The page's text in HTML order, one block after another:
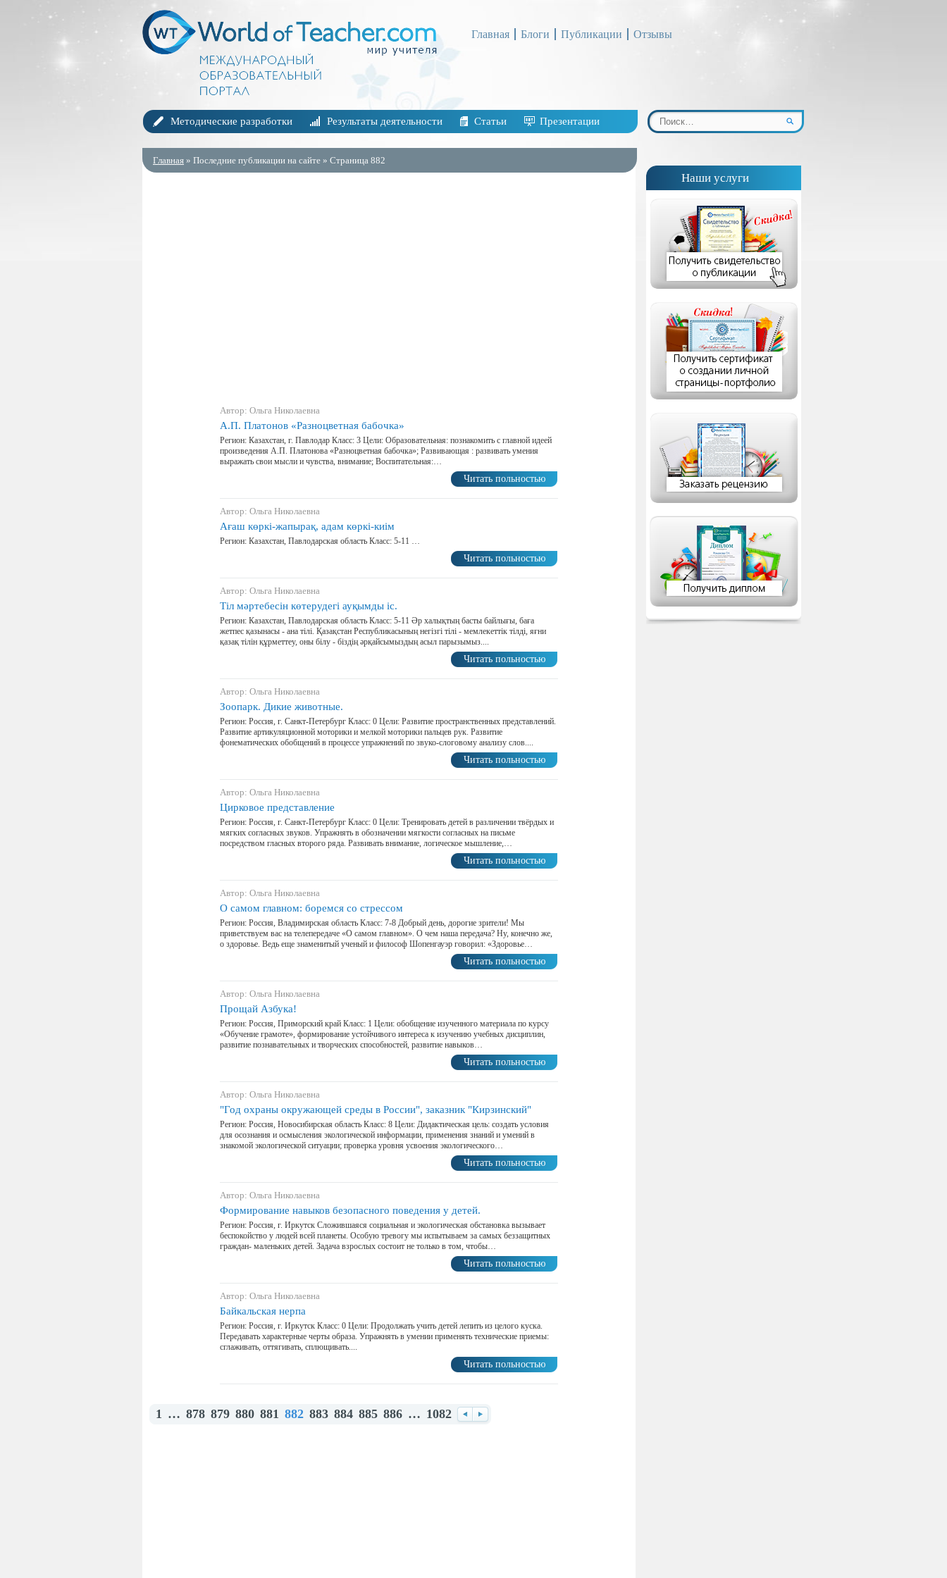
Главная Блоги Публикации Отзывы
Методические разработки Результаты деятельности Статьи Презентации
Главная » Последние публикации на сайте » Страница 882
Автор: Ольга Николаевна
А.П. Платонов «Разноцветная бабочка»
Регион: Казахстан, г. Павлодар Класс: 3 Цели: Образовательная: познакомить с главной идеей
произведения А.П. Платонова «Разноцветная бабочка»; Развивающая : развивать умения
выражать свои мысли и чувства, внимание; Воспитательная:…
Читать польностью
Автор: Ольга Николаевна
Ағаш көркі-жапырақ, адам көркі-киім
Регион: Казахстан, Павлодарская область Класс: 5-11 …
Читать польностью
Автор: Ольга Николаевна
Тіл мәртебесін көтерудегі ауқымды іс.
Регион: Казахстан, Павлодарская область Класс: 5-11 Әр халықтың басты байлығы, баға
жетпес қазынасы - ана тілі. Қазақстан Республикасының негізгі тілі - мемлекеттік тілді, яғни
қазақ тілін құрметтеу, оны білу - біздің әрқайсымыздың асыл парызымыз....
Читать польностью
Автор: Ольга Николаевна
Зоопарк. Дикие животные.
Регион: Россия, г. Санкт-Петербург Класс: 0 Цели: Развитие пространственных представлений.
Развитие артикуляционной моторики и мелкой моторики пальцев рук. Развитие
фонематических обобщений в процессе упражнений по звуко-слоговому анализу слов....
Читать польностью
Автор: Ольга Николаевна
Цирковое представление
Регион: Россия, г. Санкт-Петербург Класс: 0 Цели: Тренировать детей в различении твёрдых и
мягких согласных звуков. Упражнять в обозначении мягкости согласных на письме
посредством гласных второго ряда. Развивать внимание, логическое мышление,…
Читать польностью
Автор: Ольга Николаевна
О самом главном: боремся со стрессом
Регион: Россия, Владимирская область Класс: 7-8 Добрый день, дорогие зрители! Мы
приветствуем вас на телепередаче «О самом главном». О чем наша передача? Ну, конечно же,
о здоровье. Ведь еще знаменитый ученый и философ Шопенгауэр говорил: «Здоровье…
Читать польностью
Автор: Ольга Николаевна
Прощай Азбука!
Регион: Россия, Приморский край Класс: 1 Цели: обобщение изученного материала по курсу
«Обучение грамоте», формирование устойчивого интереса к изучению учебных дисциплин,
развитие познавательных и творческих способностей, развитие навыков…
Читать польностью
Автор: Ольга Николаевна
"Год охраны окружающей среды в России", заказник "Кирзинский"
Регион: Россия, Новосибирская область Класс: 8 Цели: Дидактическая цель: создать условия
для осознания и осмысления экологической информации, применения знаний и умений в
знакомой экологической ситуации; проверка уровня усвоения экологического…
Читать польностью
Автор: Ольга Николаевна
Формирование навыков безопасного поведения у детей.
Регион: Россия, г. Иркутск Сложившаяся социальная и экологическая обстановка вызывает
беспокойство у людей всей планеты. Особую тревогу мы испытываем за самых беззащитных
граждан- маленьких детей. Задача взрослых состоит не только в том, чтобы…
Читать польностью
Автор: Ольга Николаевна
Байкальская нерпа
Регион: Россия, г. Иркутск Класс: 0 Цели: Продолжать учить детей лепить из целого куска.
Передавать характерные черты образа. Упражнять в умении применять технические приемы:
сглаживать, оттягивать, сплющивать....
Читать польностью
1 … 878 879 880 881 882 883 884 885 886 … 1082
Наши услуги